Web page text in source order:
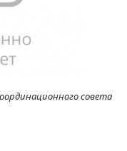
совета